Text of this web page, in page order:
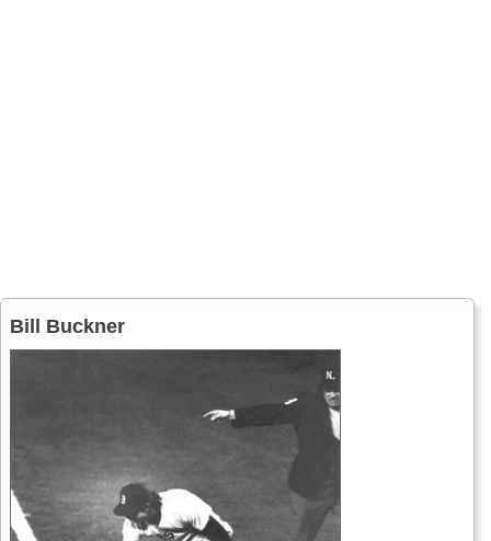
Bill Buckner